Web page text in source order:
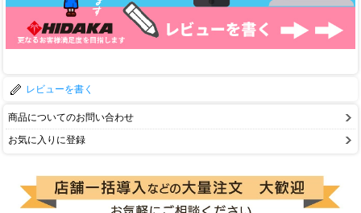
レビューを書く
商品についてのお問い合わせ
お気に入りに登録